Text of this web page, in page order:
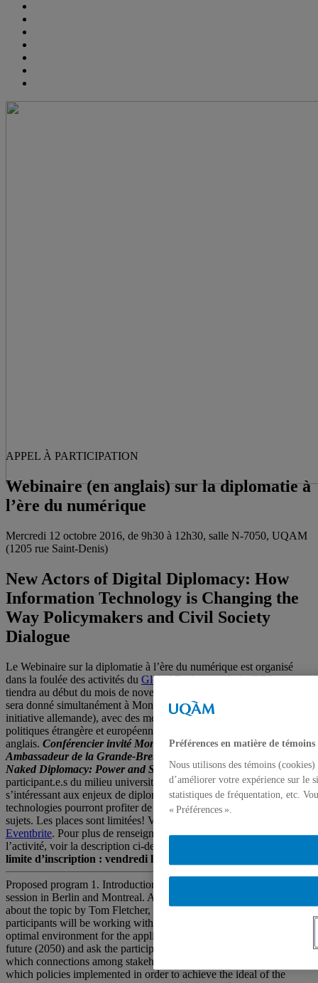
APPEL À PARTICIPATION
Webinaire (en anglais) sur la diplomatie à
l’ère du numérique
Mercredi 12 octobre 2016, de 9h30 à 12h30, salle N-7050, UQAM
(1205 rue Saint-Denis)
New Actors of Digital Diplomacy: How
Information Technology is Changing the
Way Policymakers and Civil Society
Dialogue
Le Webinaire sur la diplomatie à l’ère du numérique est organisé
dans la foulée des activités du Global Diplomacy Lab (GDL) qui se
tiendra au début du mois de novembre 2016, à Montréal. Cet atelier
sera donné simultanément à Montréal et à Berlin (GDL étant une
initiative allemande), avec des membres de l’institut de recherche en
politiques étrangère et européenne
anglais. Conférencier invité Monsieur Tom Fletcher Ex-
Ambassadeur de la Grande-Bretagne au Liban et auteur de
Naked Diplomacy: Power and Statecraft in the Digital Age.Les
participant.e.s du milieu universitaires, étudiant.e.s de tous les cycles
s’intéressant aux enjeux de diplomatie, de sécurité et des nouvelles
technologies pourront profiter de l’occasion pour réfléchir sur ces
sujets. Les places sont limitées! Veuillez vous inscrire en ligne sur
Eventbrite. Pour plus de renseignements sur le déroulement de
l’activité, voir la description ci-dessous (programme ci-joint).
limite d’inscription : vendredi le 7 octobre 2016, 17h
Proposed program 1. Introduction The webinar starts with a joint
session in Berlin and Montreal. After a short introduction/keynote
about the topic by Tom Fletcher, he will then present the scenario
participants will be working with. The scenario can i. e. describe an
optimal environment for the application of digital diplomacy in the
future (2050) and ask the participants to develop steps, for example
which connections among stakeholders need to be established or
which policies implemented in order to achieve the ideal of the
Préférences en matière de témoins
Nous utilisons des témoins
d’améliorer votre expérience sur le
statistiques de fréquentation, etc.
« Préférences ».